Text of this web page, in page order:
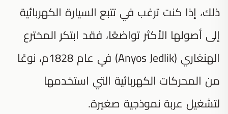
ذلك، إذا كنت ترغب في تتبع السيارة الكهربائية
إلى أصولها الأكثر تواضعًا، فقد ابتكر المخترع
الهنغاري (Anyos Jedlik) في عام 1828م، نوعًا
من المحركات الكهربائية التي استخدمها
لتشغيل عربة نموذجية صغيرة.